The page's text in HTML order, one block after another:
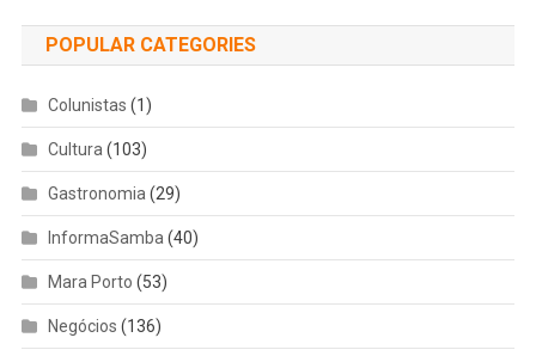
POPULAR CATEGORIES
Colunistas (1)
Cultura(103)
Gastronomia(29)
InformaSamba(40)
Mara Porto (53)
Negócios (136)